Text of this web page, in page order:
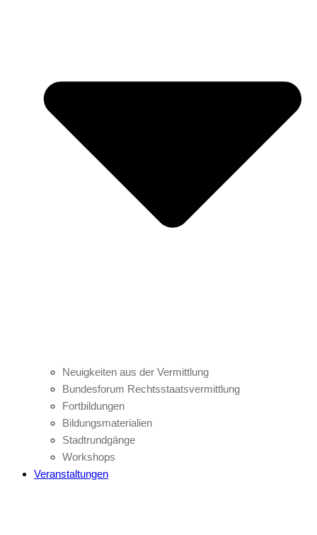
Neuigkeiten aus der Vermittlung
Bundesforum Rechtsstaatsvermittlung
Fortbildungen
Bildungsmaterialien
Stadtrundgänge
Workshops
Veranstaltungen